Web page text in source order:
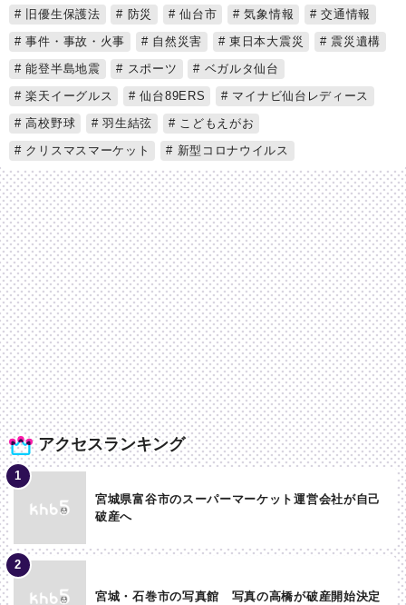
アクセスランキング
宮城県富谷市のスーパーマーケット運営会社が自己
破産へ
宮城・石巻市の写真館 写真の高橋が破産開始決定
旧優生保護法
防災 仙台市 気象情報
交通情報
事件・事故・火事
自然災害 東日本大震災
震災遺構
能登半島地震
スポーツ
ベガルタ仙台
楽天イーグルス
仙台89ERS
マイナビ仙台レディース
高校野球
羽生結弦
こどもえがお
クリスマスマーケット
新型コロナウイルス